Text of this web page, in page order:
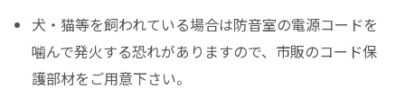
犬・猫等を飼われている場合は防音室の電源コードを
噛んで発火する恐れがありますので、市販のコード保
護部材をご用意下さい。